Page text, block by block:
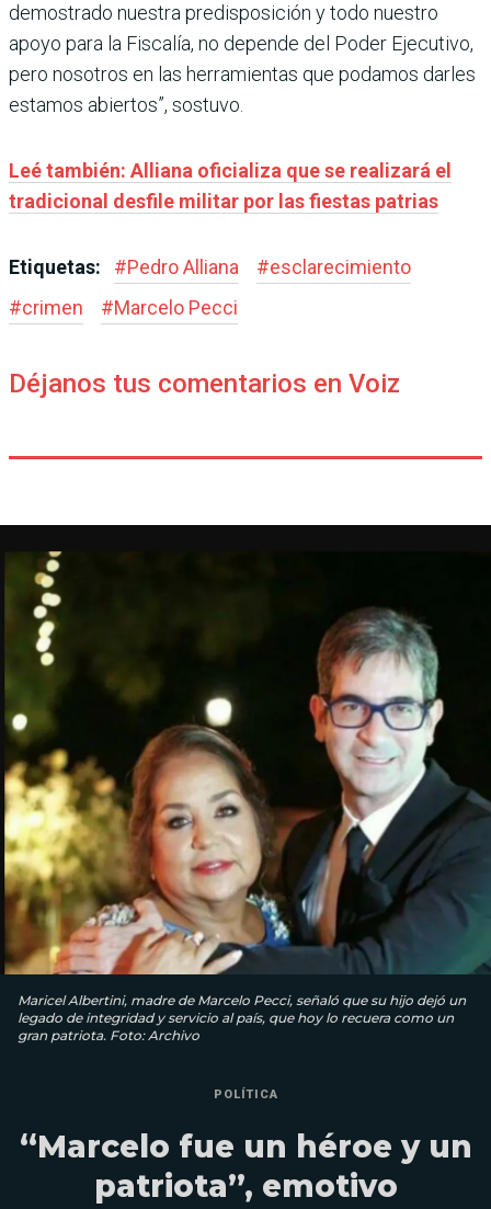
demostrado nuestra predisposición y todo nuestro
apoyo para la Fiscalía, no depende del Poder Ejecutivo,
pero nosotros en las herramientas que podamos darles
estamos abiertos”, sostuvo.
Leé también: Alliana oficializa que se realizará el
tradicional desfile militar por las fiestas patrias
Etiquetas: #Pedro Alliana #esclarecimiento
#crimen #Marcelo Pecci
Déjanos tus comentarios en Voiz
Maricel Albertini, madre de Marcelo Pecci, señaló que su hijo dejó un
legado de integridad y servicio al país, que hoy lo recuera como un
gran patriota. Foto: Archivo
POLÍTICA
“Marcelo fue un héroe y un
patriota”, emotivo